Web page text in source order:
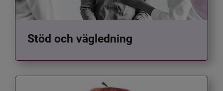
Stöd och vägledning